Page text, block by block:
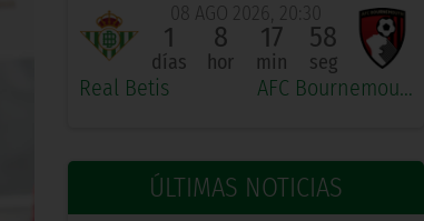
Real Betis
08 AGO 2026, 20:30
1
días
8
hor
17
min
57
seg
AFC Bournemouth
ÚLTIMAS NOTICIAS